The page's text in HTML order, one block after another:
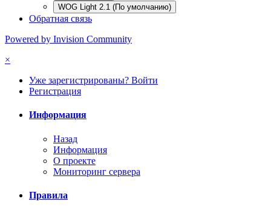
WOG Light 2.1 (По умолчанию)
Обратная связь
Powered by Invision Community
×
Уже зарегистрированы? Войти
Регистрация
Информация
Назад
Информация
О проекте
Мониторинг сервера
Правила